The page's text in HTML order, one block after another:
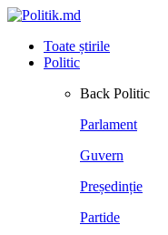
Toate știrile
Politic
Back Politic
Parlament
Guvern
Președinție
Partide